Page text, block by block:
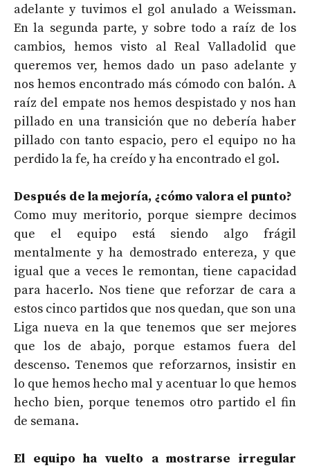
adelante y tuvimos el gol anulado a Weissman.
En la segunda parte, y sobre todo a raíz de los
cambios, hemos visto al Real Valladolid que
queremos ver, hemos dado un paso adelante y
nos hemos encontrado más cómodo con balón. A
raíz del empate nos hemos despistado y nos han
pillado en una transición que no debería haber
pillado con tanto espacio, pero el equipo no ha
perdido la fe, ha creído y ha encontrado el gol.
Después de la mejoría, ¿cómo valora el punto?
Como muy meritorio, porque siempre decimos
que el equipo está siendo algo frágil
mentalmente y ha demostrado entereza, y que
igual que a veces le remontan, tiene capacidad
para hacerlo. Nos tiene que reforzar de cara a
estos cinco partidos que nos quedan, que son una
Liga nueva en la que tenemos que ser mejores
que los de abajo, porque estamos fuera del
descenso. Tenemos que reforzarnos, insistir en
lo que hemos hecho mal y acentuar lo que hemos
hecho bien, porque tenemos otro partido el fin
de semana.
El equipo ha vuelto a mostrarse irregular